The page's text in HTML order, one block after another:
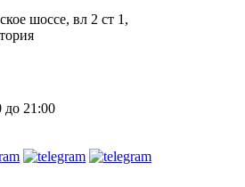
шоссе, вл 2 ст 1,
до 21:00